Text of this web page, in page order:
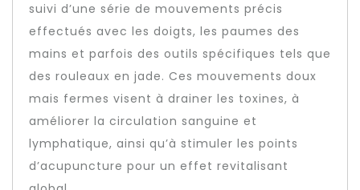
suivi d’une série de mouvements précis
effectués avec les doigts, les paumes des
mains et parfois des outils spécifiques tels que
des rouleaux en jade. Ces mouvements doux
mais fermes visent à drainer les toxines, à
améliorer la circulation sanguine et
lymphatique, ainsi qu’à stimuler les points
d’acupuncture pour un effet revitalisant